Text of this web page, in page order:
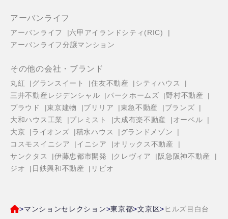
アーバンライフ
アーバンライフ
六甲アイランドシティ(RIC)
アーバンライフ分譲マンション
その他の会社・ブランド
丸紅 グランスイート 住友不動産
シティハウス
三井不動産レジデンシャル
パークホームズ
野村不動産
プラウド
東京建物 ブリリア 東急不動産
ブランズ
大和ハウス工業
プレミスト 大成有楽不動産
オーベル
大京
ライオンズ 積水ハウス
グランドメゾン
コスモスイニシア
イニシア
オリックス不動産
サンクタス
伊藤忠都市開発 クレヴィア
阪急阪神不動産
ジオ
日鉄興和不動産 リビオ
マンションセレクション 東京都 文京区 ヒルズ目白台